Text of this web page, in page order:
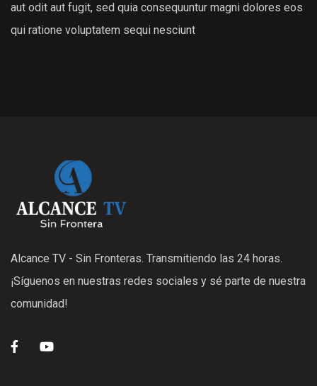
aut odit aut fugit, sed quia consequuntur magni dolores eos
qui ratione voluptatem sequi nesciunt
Alcance TV - Sin Fronteras. Transmitiendo las 24 horas.
¡Síguenos en nuestras redes sociales y sé parte de nuestra
comunidad!